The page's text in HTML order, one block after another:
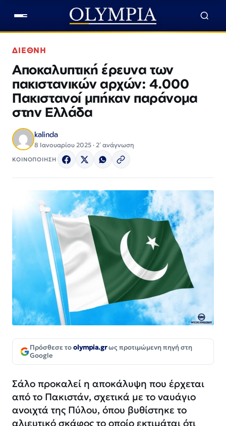
ΔΙΕΘΝΗ
Aποκαλυπτική έρευνα των
πακιστανικών αρχών: 4.000
Πακιστανοί μπήκαν παράνομα
στην Ελλάδα
kalinda
8 Ιανουαρίου 2025 · 2΄ ανάγνωση
ΚΟΙΝΟΠΟΙΗΣΗ
Πρόσθεσε τοolympia.grως προτιμώμενη πηγή στη
Google
Σάλο προκαλεί η αποκάλυψη που έρχεται
από το Πακιστάν, σχετικά με το ναυάγιο
ανοιχτά της Πύλου, όπου βυθίστηκε το
αλιευτικό σκάφος το οποίο εκτιμάται ότι